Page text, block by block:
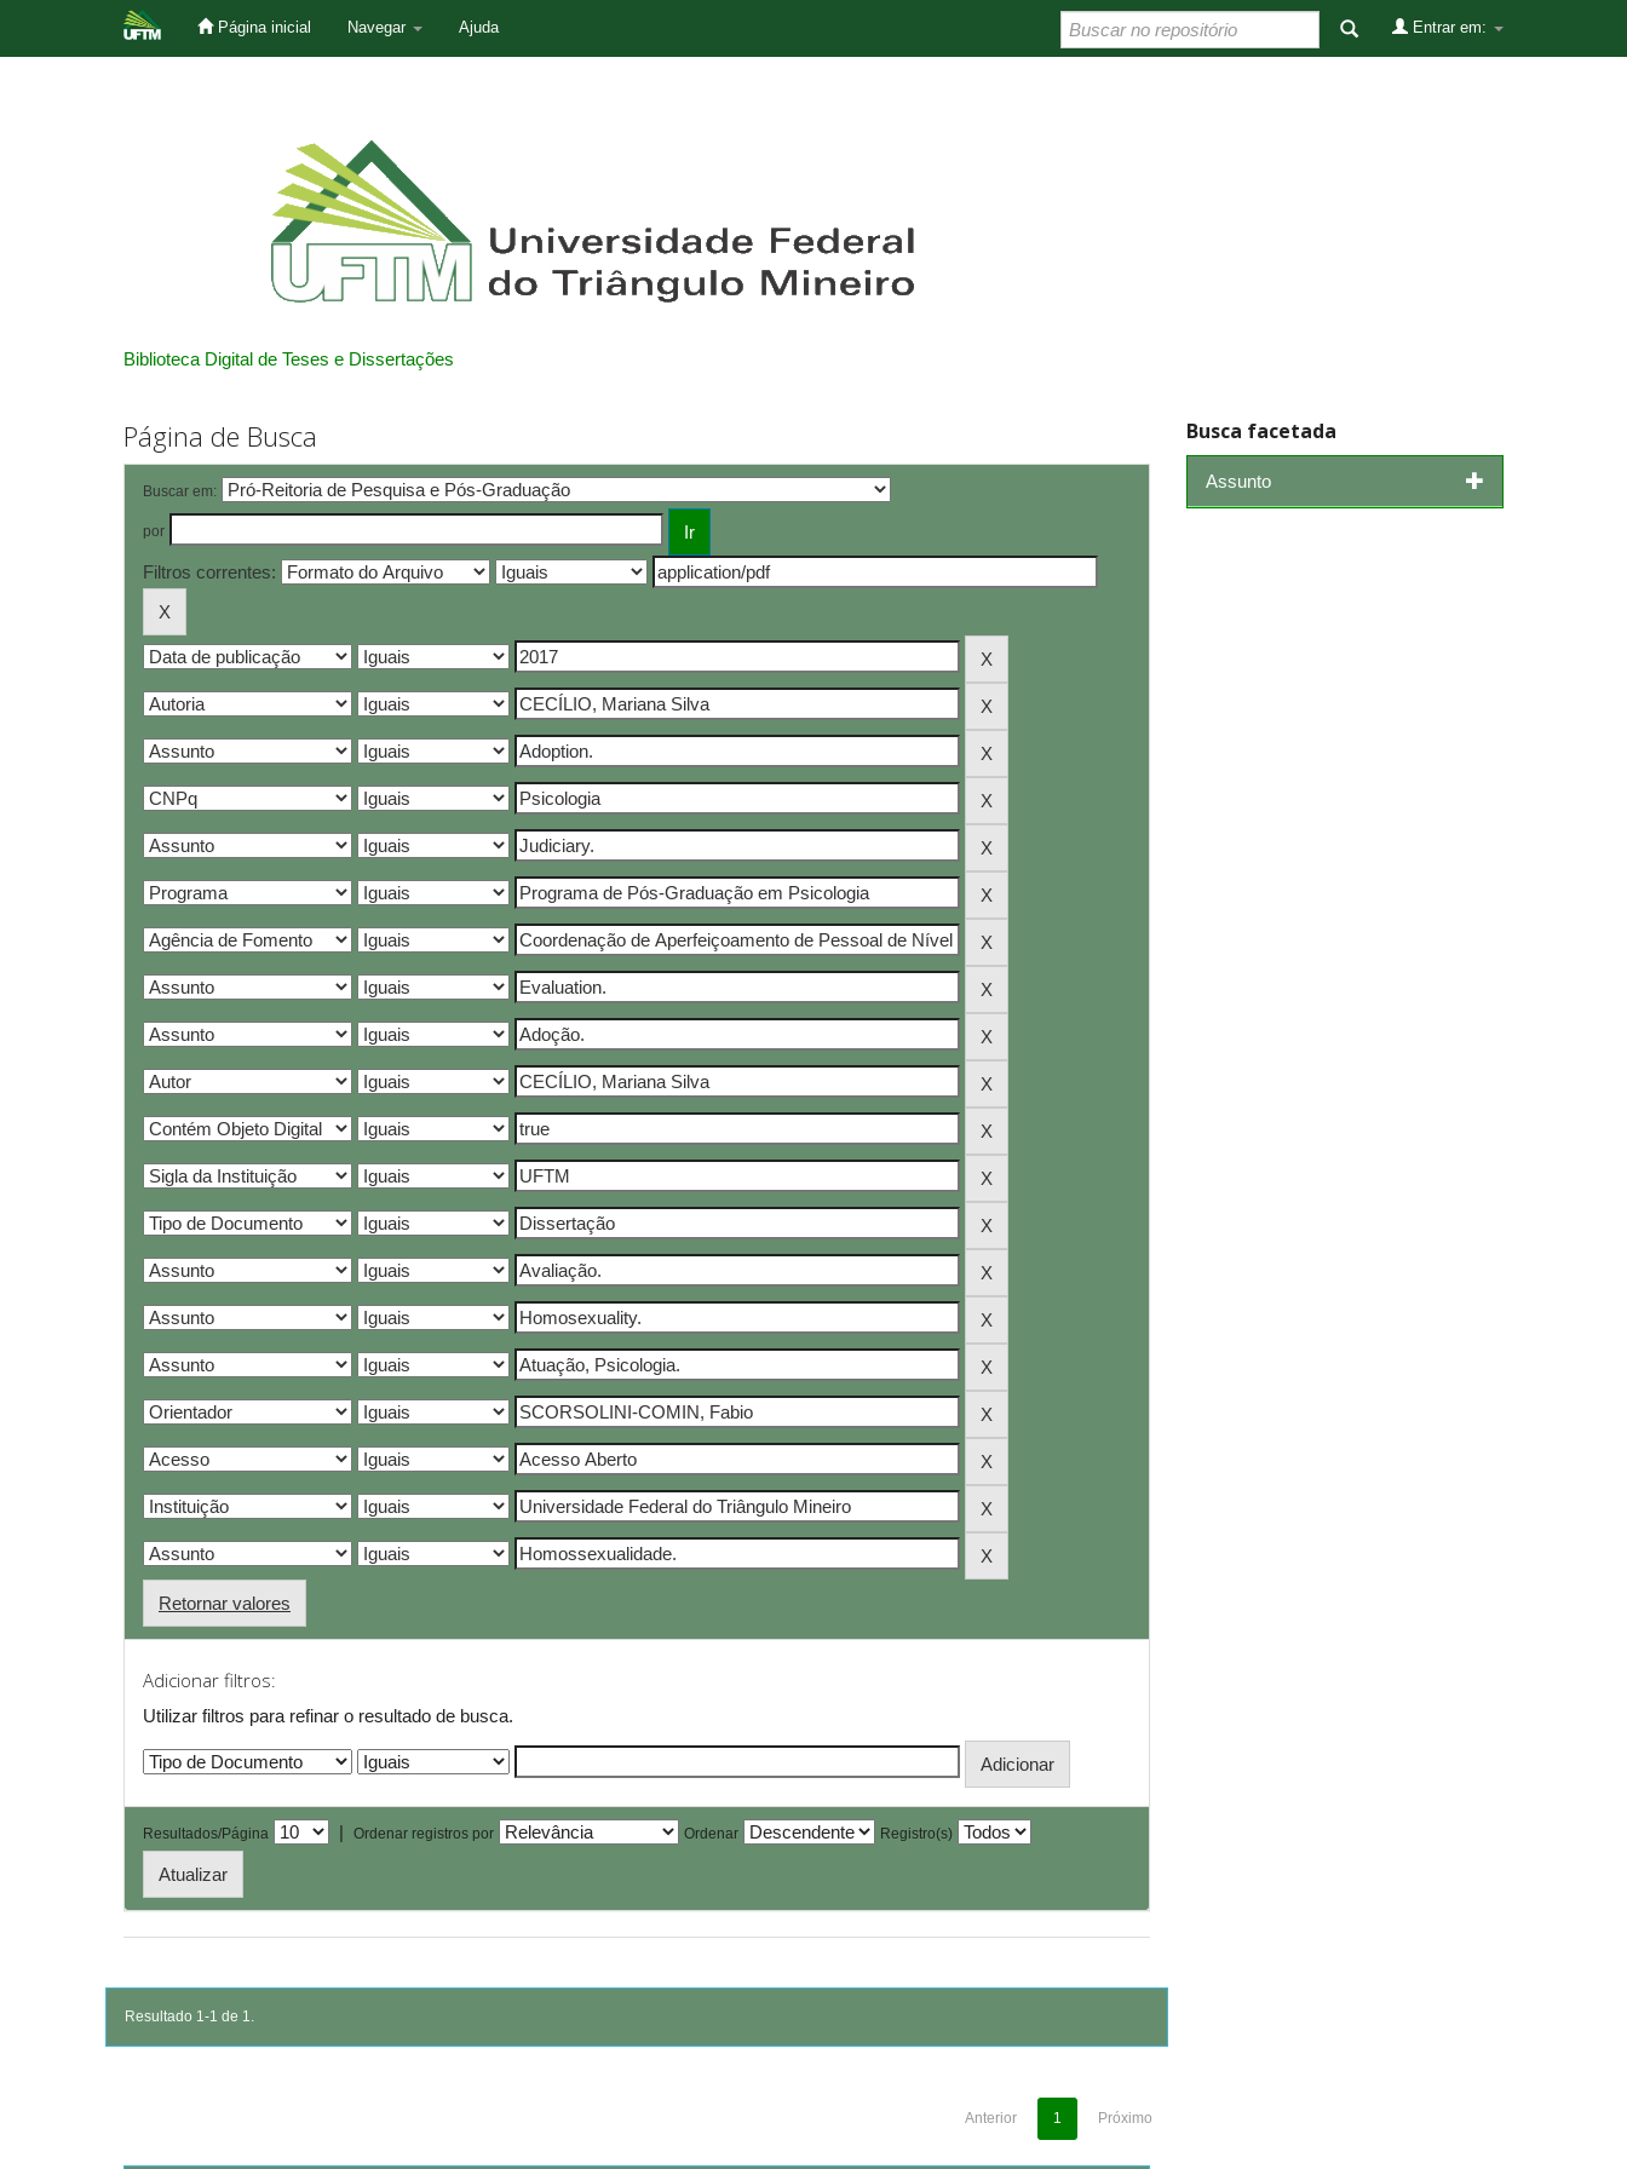
Página inicial Navegar Ajuda Entrar em:
Biblioteca Digital de Teses e Dissertações
Página de Busca
Buscar em:
por
Filtros correntes:
Retornar valores
Adicionar filtros:
Utilizar filtros para refinar o resultado de busca.
Resultados/Página | Ordenar registros por Ordenar Registro(s)
Resultado 1-1 de 1.
Anterior 1 Próximo
Busca facetada
Assunto